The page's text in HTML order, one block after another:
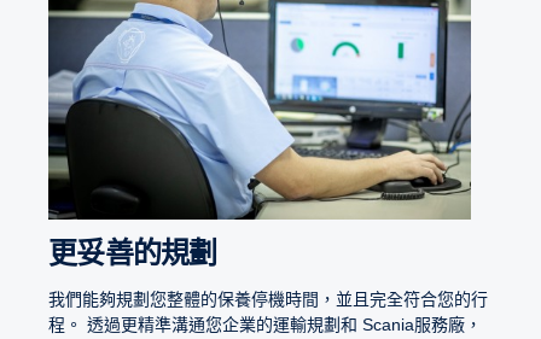
更妥善的規劃
我們能夠規劃您整體的保養停機時間，並且完全符合您的行
程。 透過更精準溝通您企業的運輸規劃和 Scania服務廠，